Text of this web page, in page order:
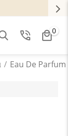
0
/ Eau De Parfum